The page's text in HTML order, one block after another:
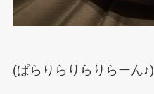
(ぱらりらりらりらーん♪)